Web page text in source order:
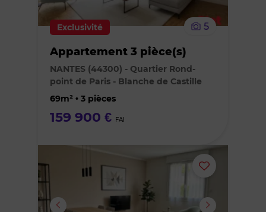
Exclusivité 5
Appartement 3 pièce(s)
NANTES (44300) - Quartier Rond-
point de Paris - Blanche de Castille
69m² • 3 pièces
159 900 € FAI
Ajouter
ou